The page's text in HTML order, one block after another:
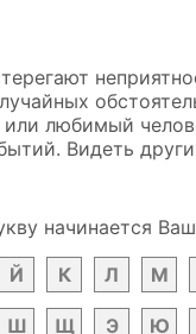
любимый
Видеть
начинается
Й К Л М
Ш Щ Э Ю